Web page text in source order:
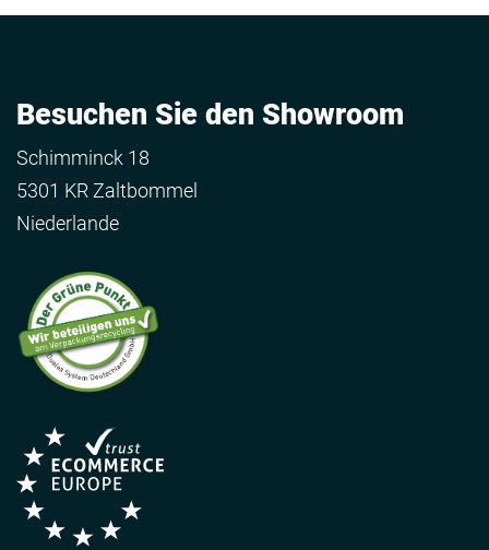
Besuchen Sie den Showroom
Schimminck 18
5301 KR Zaltbommel
Niederlande